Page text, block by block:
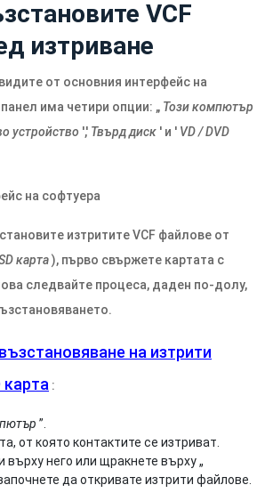
VCF
изтриване
от основния интерфейс на
има четири опции: „ Този компютър
устройство ',' Твърд диск ' и ' VD / DVD
изтритите VCF файлове от
карта), първо свържете картата с
следвайте процеса, даден по-долу,
възстановяване на изтрити
:
”.
от която контактите се изтриват.
него или щракнете върху „
да откривате изтрити файлове.